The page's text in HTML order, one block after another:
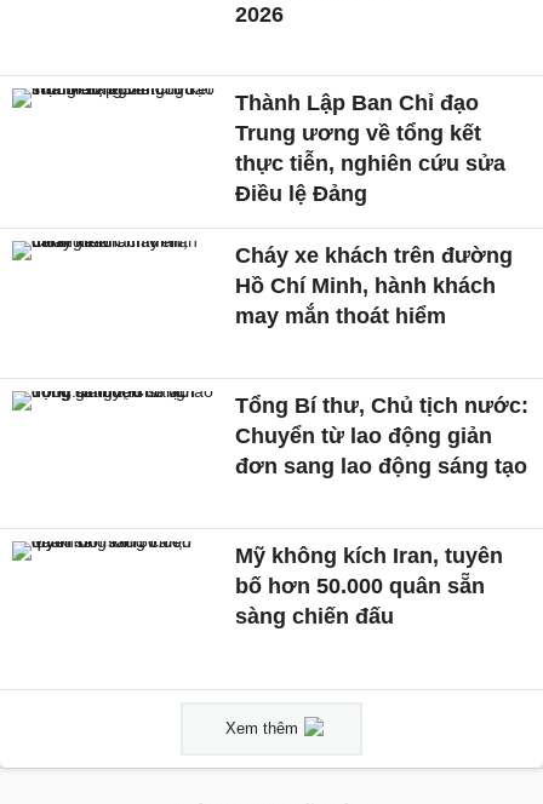
2026
Thành Lập Ban Chỉ đạo
Trung ương về tổng kết
thực tiễn, nghiên cứu sửa
Điều lệ Đảng
Cháy xe khách trên đường
Hồ Chí Minh, hành khách
may mắn thoát hiểm
Tổng Bí thư, Chủ tịch nước:
Chuyển từ lao động giản
đơn sang lao động sáng tạo
Mỹ không kích Iran, tuyên
bố hơn 50.000 quân sẵn
sàng chiến đấu
Xem thêm